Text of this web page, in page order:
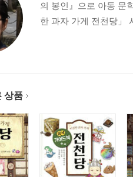
의 봉인』으로 아동 문
한 과자 가게 전천당」
상품